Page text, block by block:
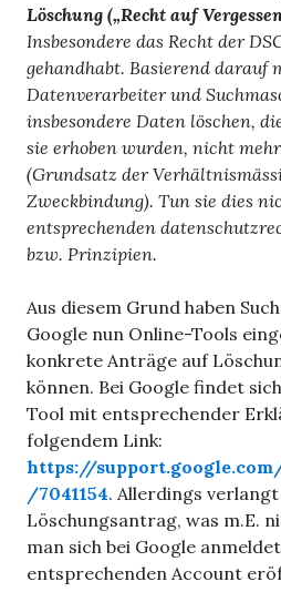
Löschung („Recht auf
Insbesondere das Recht der
gehandhabt. Basierend darauf
Datenverarbeiter und
insbesondere Daten löschen,
sie erhoben wurden, nicht
(Grundsatz der
Zweckbindung). Tun sie dies
entsprechenden
bzw. Prinzipien.
Aus diesem Grund haben
Google nun Online-Tools
konkrete Anträge auf
können. Bei Google findet
Tool mit entsprechender
folgendem Link:
https://
/7041154. Allerdings
Löschungsantrag, was m.E.
man sich bei Google
entsprechenden Account